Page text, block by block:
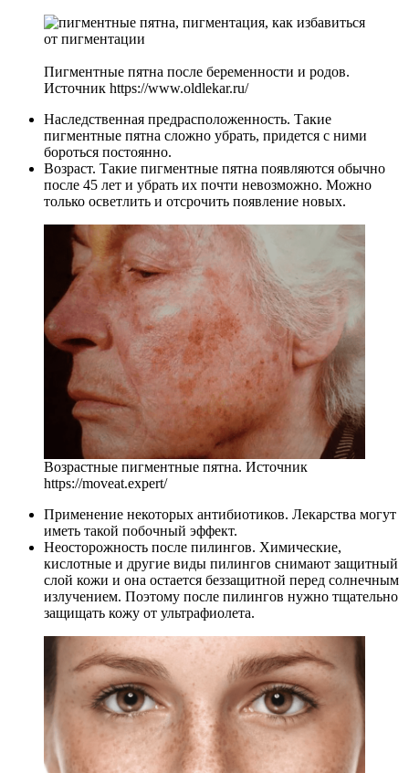
Пигментные пятна после беременности и родов.
Источник https://www.oldlekar.ru/
Наследственная предрасположенность. Такие
пигментные пятна сложно убрать, придется с ними
бороться постоянно.
Возраст. Такие пигментные пятна появляются обычно
после 45 лет и убрать их почти невозможно. Можно
только осветлить и отсрочить появление новых.
Возрастные пигментные пятна. Источник
https://moveat.expert/
Применение некоторых антибиотиков. Лекарства могут
иметь такой побочный эффект.
Неосторожность после пилингов. Химические,
кислотные и другие виды пилингов снимают защитный
слой кожи и она остается беззащитной перед солнечным
излучением. Поэтому после пилингов нужно тщательно
защищать кожу от ультрафиолета.